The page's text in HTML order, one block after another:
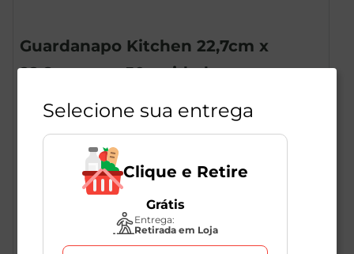
Guardanapo Kitchen 22,7cm x
22,8cm com 50 unidades
29
Selecione sua entrega
Clique e Retire
Grátis
Entrega:
Retirada em Loja